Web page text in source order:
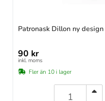
Patronask Dillon ny
90 kr
inkl. moms
Fler än 10 i lager